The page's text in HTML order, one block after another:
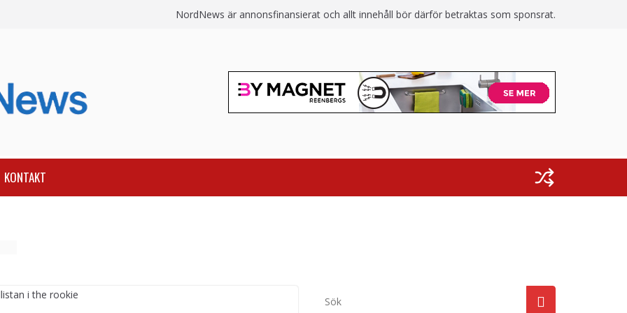
NordNews är annonsfinansierat och allt innehåll bör därför betraktas som sponsrat.
KONTAKT